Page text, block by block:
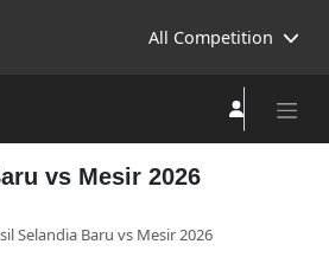
All Competition
vs Mesir 2026
Selandia Baru vs Mesir 2026